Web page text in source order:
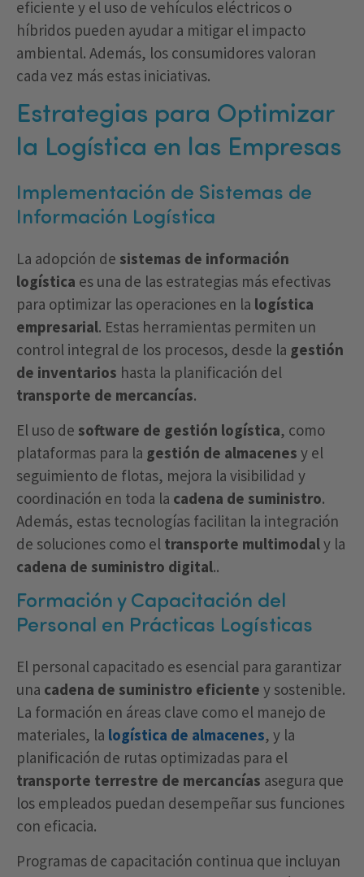
eficiente y el uso de vehículos eléctricos o
híbridos pueden ayudar a mitigar el impacto
ambiental. Además, los consumidores valoran
cada vez más estas iniciativas.
Estrategias para Optimizar
la Logística en las Empresas
Implementación de Sistemas de
Información Logística
La adopción de sistemas de información
logística es una de las estrategias más efectivas
para optimizar las operaciones en la logística
empresarial. Estas herramientas permiten un
control integral de los procesos, desde la gestión
de inventarios hasta la planificación del
transporte de mercancías.
El uso de software de gestión logística, como
plataformas para la gestión de almacenes y el
seguimiento de flotas, mejora la visibilidad y
coordinación en toda la cadena de suministro.
Además, estas tecnologías facilitan la integración
de soluciones como el transporte multimodaly la
cadena de suministro digital..
Formación y Capacitación del
Personal en Prácticas Logísticas
El personal capacitado es esencial para garantizar
una cadena de suministro eficiente y sostenible.
La formación en áreas clave como el manejo de
materiales, la logística de almacenes, y la
planificación de rutas optimizadas para el
transporte terrestre de mercancías asegura que
los empleados puedan desempeñar sus funciones
con eficacia.
Programas de capacitación continua que incluyan